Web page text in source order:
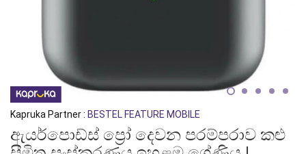
Kapruka Partner : BESTEL FEATURE MOBILE
ඇයර්පොඩ්ස් ප්‍රෝ දෙවන පරම්පරාව කළු